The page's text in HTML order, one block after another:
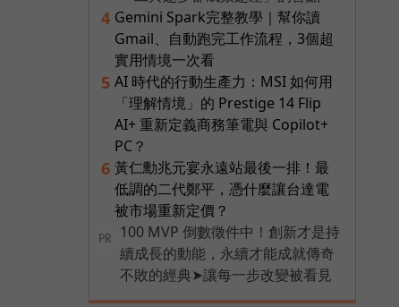
4 Gemini Spark完整教學｜幫你讀
Gmail、自動跑完工作流程，3個超
實用情境一次看
5 AI 時代的行動生產力：MSI 如何用
「理解情境」的 Prestige 14 Flip
AI+ 重新定義商務筆電與 Copilot+
PC？
6 黃仁勳兆元宴永遠站最後一排！最
低調的二代鄭平，憑什麼讓台達電
被市場重新定價？
PR
100 MVP 倒數徵件中！創新才是持
續成長的動能，永續才能成就傳奇
不敗的經典➤讓每一步改變被看見